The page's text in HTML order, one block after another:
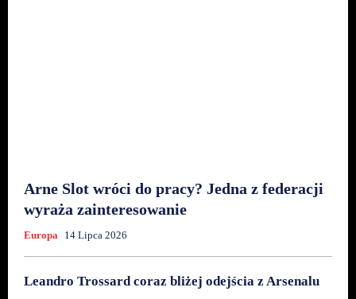
Arne Slot wróci do pracy? Jedna z federacji
wyraża zainteresowanie
Europa 14 Lipca 2026
Leandro Trossard coraz bliżej odejścia z Arsenalu